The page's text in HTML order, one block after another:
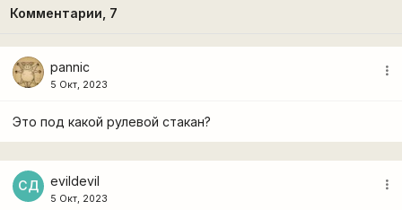
Комментарии, 7
pannic
5 Окт, 2023
more_vert
Это под какой рулевой стакан?
СД evildevil
5 Окт, 2023
more_vert